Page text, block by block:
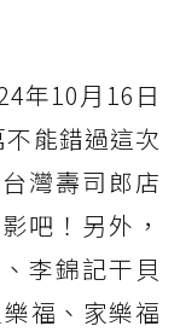
年10月16日
能錯過這次
灣壽司郎店
吧！另外，
李錦記干貝
福、家樂福